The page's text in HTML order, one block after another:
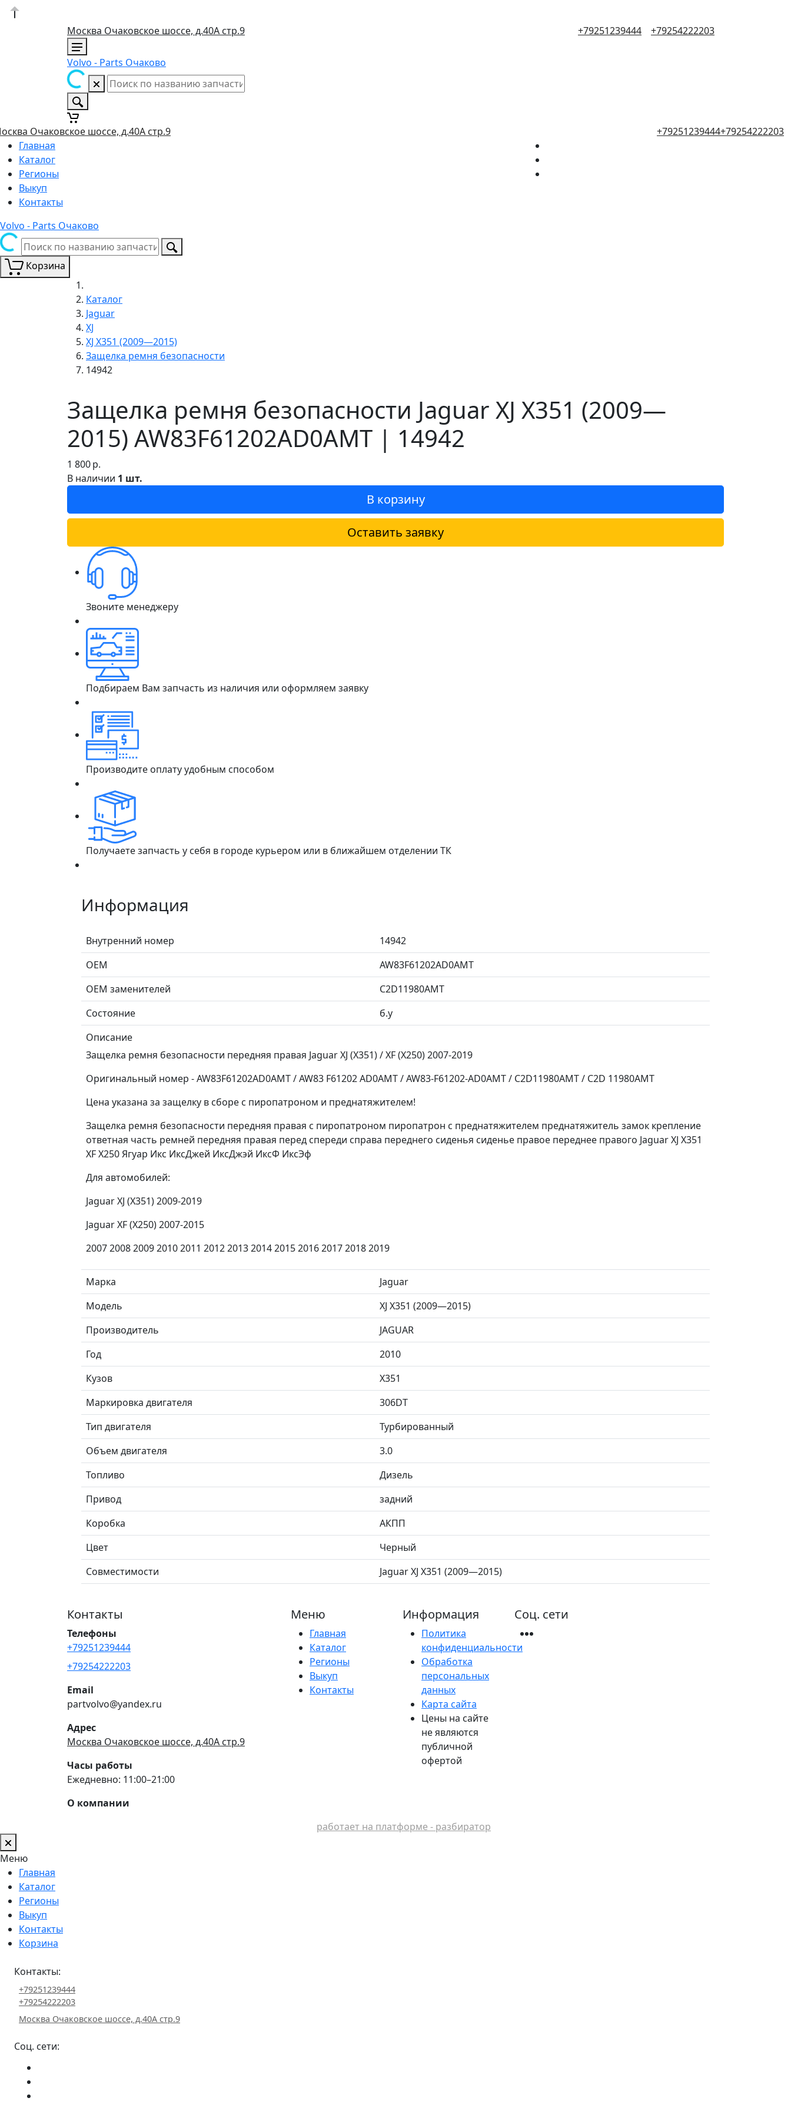
Москва Очаковское шоссе, д.40А стр.9 +79251239444 +79254222203
Volvo - Parts Очаково
Очаковское шоссе, д.40А стр.9 +79251239444+79254222203
Главная
Каталог
Регионы
Выкуп
Контакты
Volvo - Parts Очаково
Корзина
Каталог
Jaguar
XJ
XJ X351 (2009—2015)
Защелка ремня безопасности
14942
Защелка ремня безопасности Jaguar XJ X351 (2009—
2015) AW83F61202AD0AMT | 14942
1 800р.
В наличии 1 шт.
В корзину
Оставить заявку
Звоните менеджеру
Подбираем Вам запчасть из наличия или оформляем заявку
Производите оплату удобным способом
Получаете запчасть у себя в городе курьером или в ближайшем отделении ТК
Информация
Внутренний номер
14942
ОЕМ
AW83F61202AD0AMT
ОЕМ заменителей
C2D11980AMT
Состояние
б.у
Описание
Защелка ремня безопасности передняя правая Jaguar XJ (X351) / XF (X250) 2007-2019
Оригинальный номер - AW83F61202AD0AMT / AW83 F61202 AD0AMT / AW83-F61202-AD0AMT / C2D11980AMT / C2D 11980AMT
Цена указана за защелку в сборе с пиропатроном и преднатяжителем!
Защелка ремня безопасности передняя правая с пиропатроном пиропатрон с преднатяжителем преднатяжитель замок крепление
ответная часть ремней передняя правая перед спереди справа переднего сиденья сиденье правое переднее правого Jaguar XJ X351
XF X250 Ягуар Икс ИксДжей ИксДжэй ИксФ ИксЭф
Для автомобилей:
Jaguar XJ (X351) 2009-2019
Jaguar XF (X250) 2007-2015
2007 2008 2009 2010 2011 2012 2013 2014 2015 2016 2017 2018 2019
Марка
Jaguar
Модель
XJ X351 (2009—2015)
Производитель
JAGUAR
Год
2010
Кузов
X351
Маркировка двигателя
306DT
Тип двигателя
Турбированный
Объем двигателя
3.0
Топливо
Дизель
Привод
задний
Коробка
АКПП
Цвет
Черный
Совместимости
Jaguar XJ X351 (2009—2015)
Контакты
Телефоны
+79251239444
+79254222203
Email
partvolvo@yandex.ru
Адрес
Москва Очаковское шоссе, д.40А стр.9
Часы работы
Ежедневно: 11:00–21:00
О компании
Меню
Главная
Каталог
Регионы
Выкуп
Контакты
Информация
Политика
конфиденциальности
Обработка
персональных
данных
Карта сайта
Цены на сайте
не являются
публичной
офертой
Соц. сети
работает на платформе - разбиратор
Меню
Главная
Каталог
Регионы
Выкуп
Контакты
Корзина
Контакты:
+79251239444
+79254222203
Москва Очаковское шоссе, д.40А стр.9
Соц. сети: